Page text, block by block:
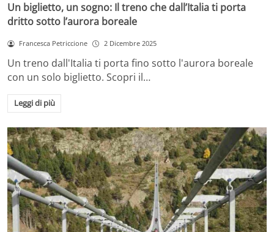
Un biglietto, un sogno: Il treno che dall’Italia ti porta
dritto sotto l’aurora boreale
Francesca Petriccione 2 Dicembre 2025
Un treno dall'Italia ti porta fino sotto l'aurora boreale
con un solo biglietto. Scopri il…
Leggi di più